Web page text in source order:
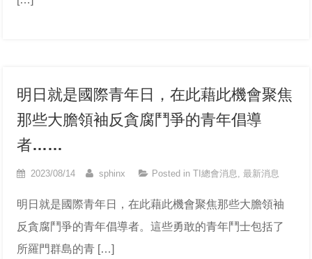
明日就是國際青年日，在此藉此機會聚焦
那些大膽領袖反貪腐鬥爭的青年倡導
者……
2023/08/14 sphinx Posted inTI總會消息,最新消息
明日就是國際青年日，在此藉此機會聚焦那些大膽領袖
反貪腐鬥爭的青年倡導者。這些勇敢的青年鬥士包括了
所羅門群島的青 […]